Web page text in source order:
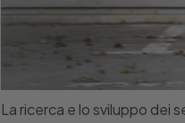
La ricerca e lo sviluppo dei